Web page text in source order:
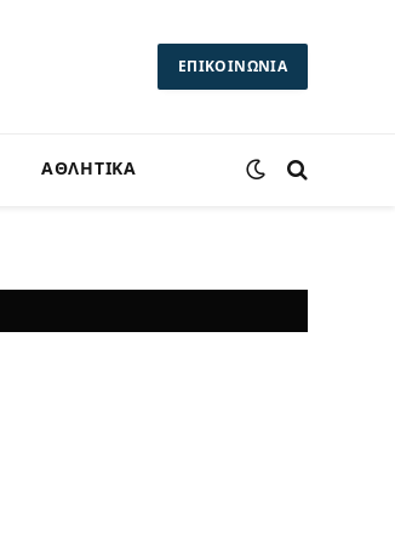
ΕΠΙΚΟΙΝΩΝΙΑ
ΑΘΛΗΤΙΚΑ